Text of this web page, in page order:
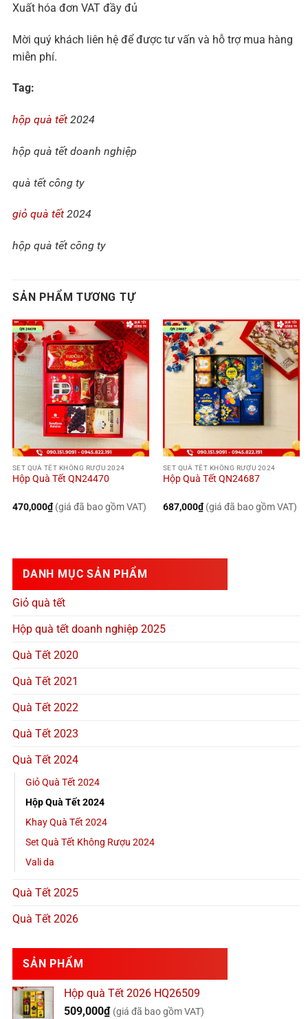
Xuất hóa đơn VAT đầy đủ
Mời quý khách liên hệ để được tư vấn và hỗ trợ mua hàng
miễn phí.
Tag:
hộp quà tết 2024
hộp quà tết doanh nghiệp
quà tết công ty
giỏ quà tết 2024
hộp quà tết công ty
SẢN PHẨM TƯƠNG TỰ
SET QUÀ TẾT KHÔNG RƯỢU 2024
Hộp Quà Tết QN24470
470,000₫ (giá đã bao gồm VAT)
SET QUÀ TẾT KHÔNG RƯỢU 2024
Hộp Quà Tết QN24687
687,000₫ (giá đã bao gồm VAT)
DANH MỤC SẢN PHẨM
Giỏ quà tết
Hộp quà tết doanh nghiệp 2025
Quà Tết 2020
Quà Tết 2021
Quà Tết 2022
Quà Tết 2023
Quà Tết 2024
Giỏ Quà Tết 2024
Hộp Quà Tết 2024
Khay Quà Tết 2024
Set Quà Tết Không Rượu 2024
Vali da
Quà Tết 2025
Quà Tết 2026
SẢN PHẨM
Hộp quà Tết 2026 HQ26509
509,000₫ (giá đã bao gồm VAT)